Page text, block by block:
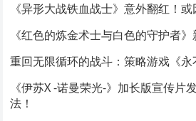
《异形大战铁血战士》意外翻红！或
《红色的炼金术士与白色的守护者
重回无限循环的战斗：策略游戏《
《伊苏X -诺曼荣光-》加长版宣传片
法！